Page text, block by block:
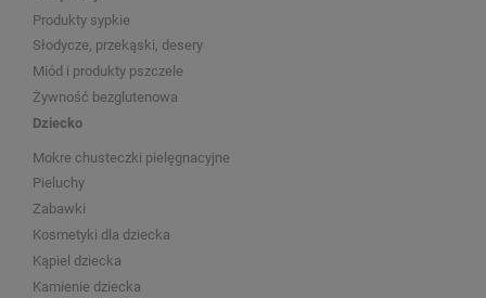
Produkty sypkie
Słodycze, przekąski, desery
Miód i produkty pszczele
Żywność bezglutenowa
Dziecko
Mokre chusteczki pielęgnacyjne
Pieluchy
Zabawki
Kosmetyki dla dziecka
Kąpiel dziecka
Kamienie dziecka